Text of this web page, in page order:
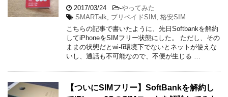
2017/03/24 -やってみた
SMARTalk
プリペイドSIM 格安SIM
こちらの記事で書いたように、先日Softbankを解約
してiPhoneをSIMフリー状態にした。 ただし、その
ままの状態だとwi-fi環境下でないとネットが使えな
いし、通話も不可能なので、不便が生じる …
【ついにSIMフリー】SoftBankを解約し